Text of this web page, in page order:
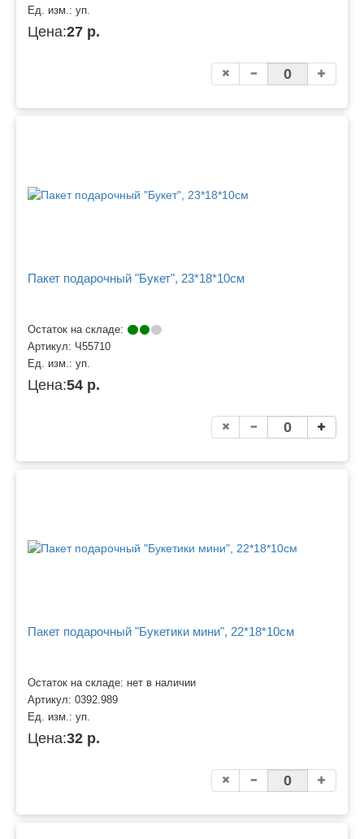
Ед. изм.: уп.
Цена:27 р.
Пакет подарочный "Букет", 23*18*10см
Остаток на складе:
Артикул: Ч55710
Ед. изм.: уп.
Цена:54 р.
Пакет подарочный "Букетики мини", 22*18*10см
Остаток на складе: нет в наличии
Артикул: 0392.989
Ед. изм.: уп.
Цена:32 р.